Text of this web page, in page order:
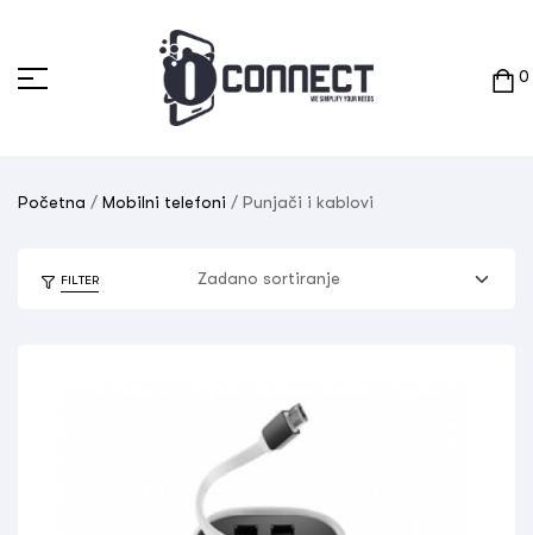
0
Početna / Mobilni telefoni / Punjači i kablovi
FILTER